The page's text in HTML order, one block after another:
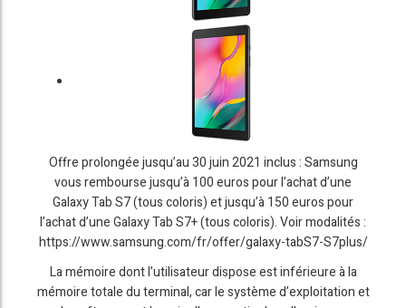
Offre prolongée jusqu’au 30 juin 2021 inclus : Samsung
vous rembourse jusqu’à 100 euros pour l’achat d’une
Galaxy Tab S7 (tous coloris) et jusqu’à 150 euros pour
l’achat d’une Galaxy Tab S7+ (tous coloris). Voir modalités :
https://www.samsung.com/fr/offer/galaxy-tabS7-S7plus/
La mémoire dont l’utilisateur dispose est inférieure à la
mémoire totale du terminal, car le système d’exploitation et